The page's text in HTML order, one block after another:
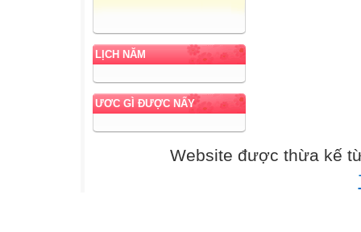
LỊCH NĂM
ƯƠC GÌ ĐƯỢC NẤY
Website được thừa kế